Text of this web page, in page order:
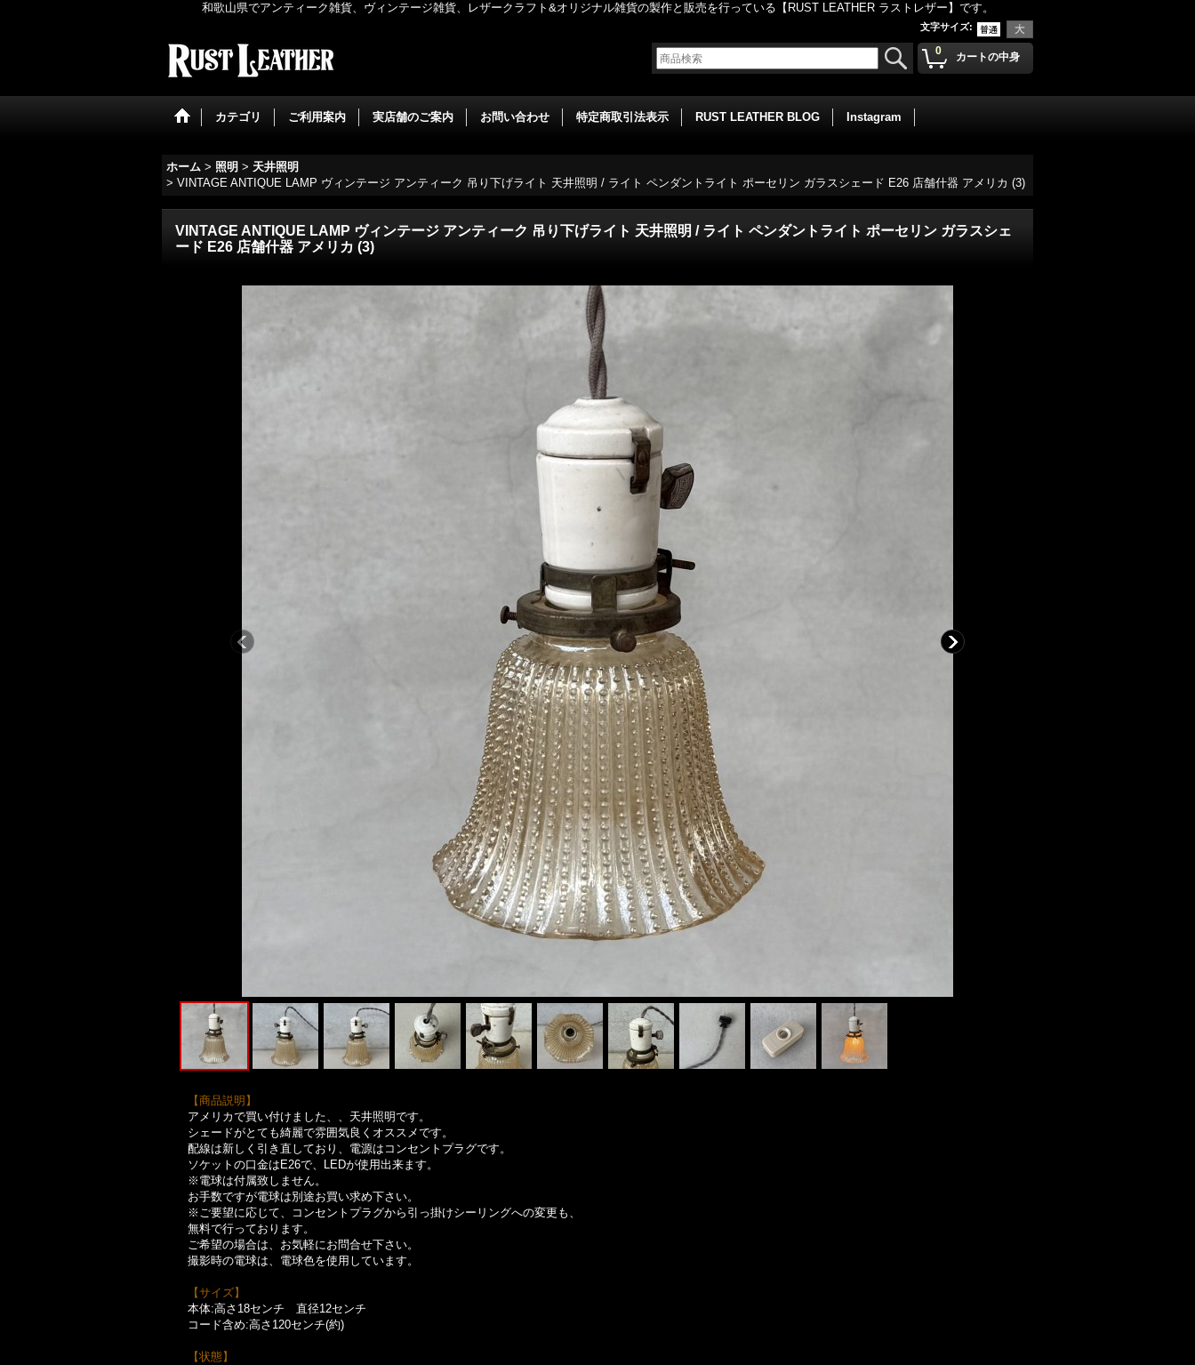
和歌山県でアンティーク雑貨、ヴィンテージ雑貨、レザークラフト&オリジナル雑貨の製作と販売を行っている【RUST LEATHER ラストレザー】です。
文字サイズ:
0 カートの中身
カテゴリ ご利用案内 実店舗のご案内 お問い合わせ 特定商取引法表示 RUST LEATHER BLOG Instagram
ホーム > 照明 > 天井照明
> VINTAGE ANTIQUE LAMP ヴィンテージ アンティーク 吊り下げライト 天井照明 / ライト ペンダントライト ポーセリン ガラスシェード E26 店舗什器 アメリカ (3)
VINTAGE ANTIQUE LAMP ヴィンテージ アンティーク 吊り下げライト 天井照明 / ライト ペンダントライト ポーセリン ガラスシェ
ード E26 店舗什器 アメリカ (3)
【商品説明】
アメリカで買い付けました、、天井照明です。
シェードがとても綺麗で雰囲気良くオススメです。
配線は新しく引き直しており、電源はコンセントプラグです。
ソケットの口金はE26で、LEDが使用出来ます。
※電球は付属致しません。
お手数ですが電球は別途お買い求め下さい。
※ご要望に応じて、コンセントプラグから引っ掛けシーリングへの変更も、
無料で行っております。
ご希望の場合は、お気軽にお問合せ下さい。
撮影時の電球は、電球色を使用しています。
【サイズ】
本体:高さ18センチ 直径12センチ
コード含め:高さ120センチ(約)
【状態】